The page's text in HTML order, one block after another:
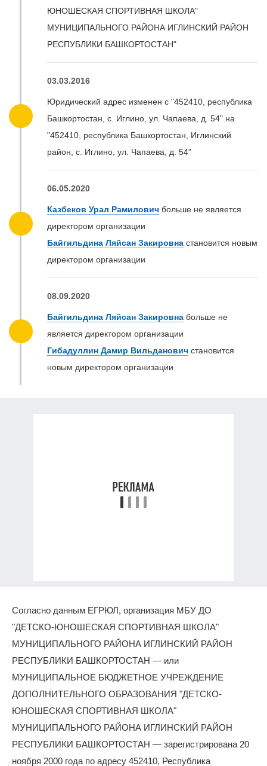
ЮНОШЕСКАЯ СПОРТИВНАЯ ШКОЛА"
МУНИЦИПАЛЬНОГО РАЙОНА ИГЛИНСКИЙ РАЙОН
РЕСПУБЛИКИ БАШКОРТОСТАН"
03.03.2016
Юридический адрес изменен с "452410, республика
Башкортостан, с. Иглино, ул. Чапаева, д. 54" на
"452410, республика Башкортостан, Иглинский
район, с. Иглино, ул. Чапаева, д. 54"
06.05.2020
Казбеков Урал Рамилович больше не является
директором организации
Байгильдина Ляйсан Закировна становится новым
директором организации
08.09.2020
Байгильдина Ляйсан Закировна больше не
является директором организации
Гибадуллин Дамир Вильданович становится
новым директором организации
Согласно данным ЕГРЮЛ, организация МБУ ДО
"ДЕТСКО-ЮНОШЕСКАЯ СПОРТИВНАЯ ШКОЛА"
МУНИЦИПАЛЬНОГО РАЙОНА ИГЛИНСКИЙ РАЙОН
РЕСПУБЛИКИ БАШКОРТОСТАН — или
МУНИЦИПАЛЬНОЕ БЮДЖЕТНОЕ УЧРЕЖДЕНИЕ
ДОПОЛНИТЕЛЬНОГО ОБРАЗОВАНИЯ "ДЕТСКО-
ЮНОШЕСКАЯ СПОРТИВНАЯ ШКОЛА"
МУНИЦИПАЛЬНОГО РАЙОНА ИГЛИНСКИЙ РАЙОН
РЕСПУБЛИКИ БАШКОРТОСТАН — зарегистрирована 20
ноября 2000 года по адресу 452410, Республика